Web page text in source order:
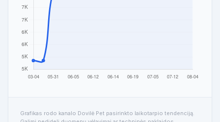
Grafikas rodo kanalo Dovilė Pet pasirinkto laikotarpio tendenciją.